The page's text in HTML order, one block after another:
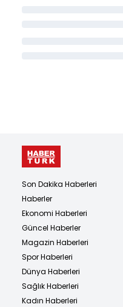
Son Dakika Haberleri
Haberler
Ekonomi Haberleri
Güncel Haberler
Magazin Haberleri
Spor Haberleri
Dünya Haberleri
Sağlık Haberleri
Kadın Haberleri